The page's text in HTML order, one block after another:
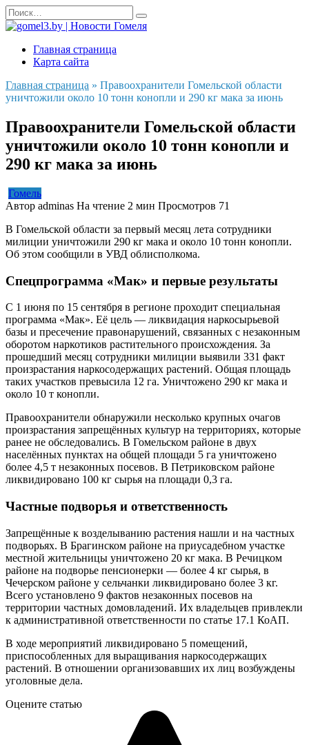
Перейти
к
содержанию
Search
for:
Главная страница
Карта сайта
Главная страница » Правоохранители Гомельской области
уничтожили около 10 тонн конопли и 290 кг мака за июнь
Правоохранители Гомельской области
уничтожили около 10 тонн конопли и
290 кг мака за июнь
Гомель
Автор adminas На чтение 2 мин Просмотров 71
В Гомельской области за первый месяц лета сотрудники
милиции уничтожили 290 кг мака и около 10 тонн конопли.
Об этом сообщили в УВД облисполкома.
Спецпрограмма «Мак» и первые результаты
С 1 июня по 15 сентября в регионе проходит специальная
программа «Мак». Её цель — ликвидация наркосырьевой
базы и пресечение правонарушений, связанных с незаконным
оборотом наркотиков растительного происхождения. За
прошедший месяц сотрудники милиции выявили 331 факт
произрастания наркосодержащих растений. Общая площадь
таких участков превысила 12 га. Уничтожено 290 кг мака и
около 10 т конопли.
Правоохранители обнаружили несколько крупных очагов
произрастания запрещённых культур на территориях, которые
ранее не обследовались. В Гомельском районе в двух
населённых пунктах на общей площади 5 га уничтожено
более 4,5 т незаконных посевов. В Петриковском районе
ликвидировано 100 кг сырья на площади 0,3 га.
Частные подворья и ответственность
Запрещённые к возделыванию растения нашли и на частных
подворьях. В Брагинском районе на приусадебном участке
местной жительницы уничтожено 20 кг мака. В Речицком
районе на подворье пенсионерки — более 4 кг сырья, в
Чечерском районе у сельчанки ликвидировано более 3 кг.
Всего установлено 9 фактов незаконных посевов на
территории частных домовладений. Их владельцев привлекли
к административной ответственности по статье 17.1 КоАП.
В ходе мероприятий ликвидировано 5 помещений,
приспособленных для выращивания наркосодержащих
растений. В отношении организовавших их лиц возбуждены
уголовные дела.
Оцените статью